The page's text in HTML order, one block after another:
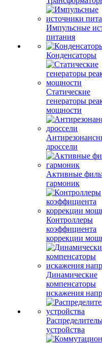
Импульсные
питания
Конденсаторы
Статические
генераторы
мощности
дроссели
Активные
гармоник
Контроллеры
коэффициента
коррекции
Динамические
компенсаторы
искажения
устройства